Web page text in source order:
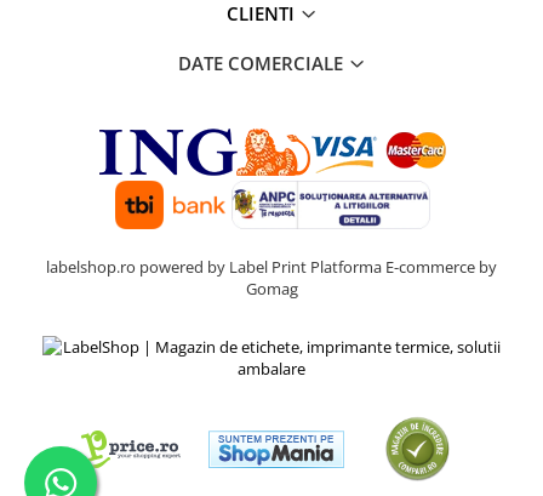
CLIENTI
DATE COMERCIALE
labelshop.ro powered by Label Print Platforma E-commerce by
Gomag